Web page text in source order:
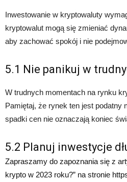
Inwestowanie w kryptowaluty
kryptowalut mogą się zmieniać
aby zachować spokój i nie
5.1 Nie panikuj w
W trudnych momentach na rynku
Pamiętaj, że rynek ten jest podatny
spadki cen nie oznaczają koniec
5.2 Planuj inwestycje
Zapraszamy do zapoznania się z
krypto w 2023 roku?” na stronie